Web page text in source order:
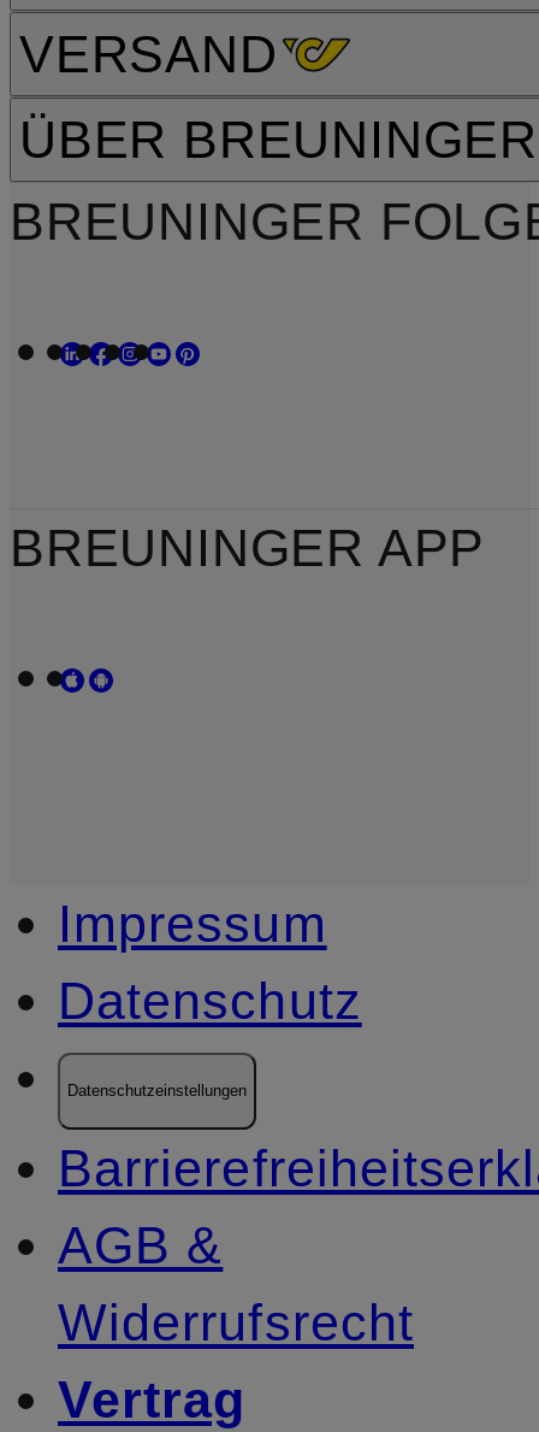
VERSAND
ÜBER BREUNINGER
BREUNINGER
BREUNINGER APP
Impressum
Datenschutz
Datenschutzeinstellungen
AGB &
Widerrufsrecht
Vertrag